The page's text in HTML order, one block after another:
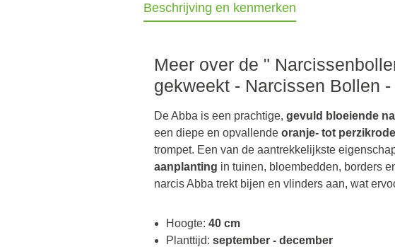
Beschrijving en kenmerken
Meer over de "
gekweekt - Narcissen Bollen
De Abba is een prachtige, gevuld bloeiende
een diepe en opvallende oranje- tot
trompet. Een van de aantrekkelijkste
aanplanting in tuinen, bloembedden, borders
narcis Abba trekt bijen en vlinders aan, wat
Hoogte: 40 cm
Planttijd: september - december